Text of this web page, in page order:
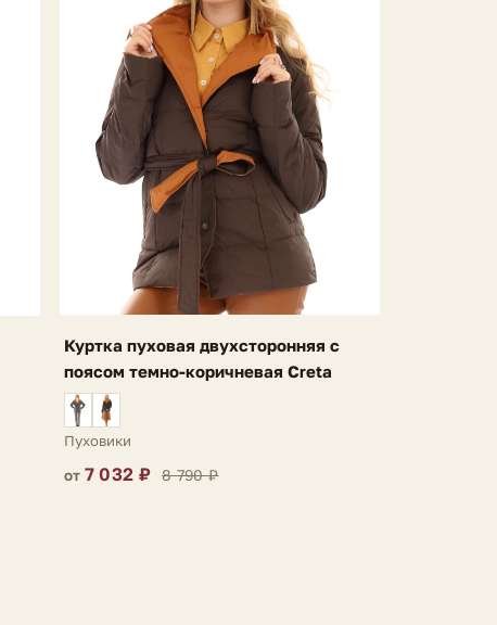
Куртка пуховая двухсторонняя с
поясом темно-коричневая Creta
Пуховики
от 7 032 ₽ 8 790 ₽